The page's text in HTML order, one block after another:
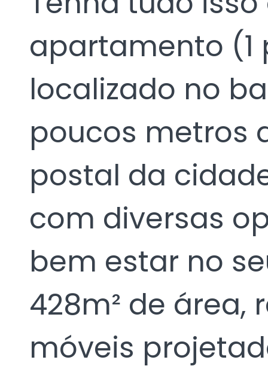
apartamento (1
localizado no
poucos metros
postal da
com diversas
bem estar no
428m² de área,
móveis